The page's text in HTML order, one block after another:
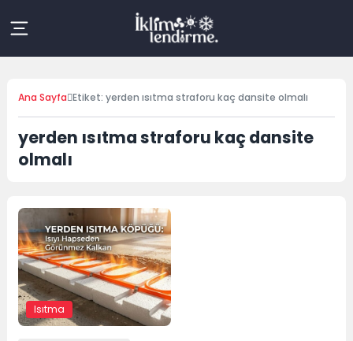
to
Ana Sayfa Etiket: yerden ısıtma straforu kaç dansite olmalı
yerden ısıtma straforu kaç dansite
olmalı
Isıtma